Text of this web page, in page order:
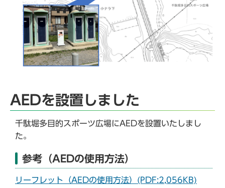
AEDを設置しました
千駄堀多目的スポーツ広場にAEDを設置いたしまし
た。
参考（AEDの使用方法）
リーフレット（AEDの使用方法）(PDF:2,056KB)